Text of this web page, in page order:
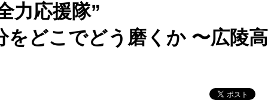
力応援隊”
どこでどう磨くか 〜広陵高